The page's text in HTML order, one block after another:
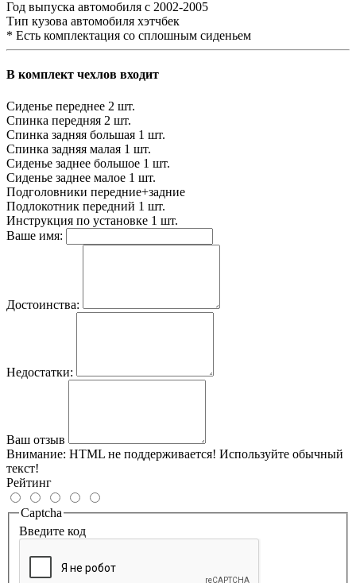
Год выпуска автомобиля с 2002-2005
Тип кузова автомобиля хэтчбек
* Есть комплектация со сплошным сиденьем
В комплект чехлов входит
Сиденье переднее 2 шт.
Спинка передняя 2 шт.
Спинка задняя большая 1 шт.
Спинка задняя малая 1 шт.
Сиденье заднее большое 1 шт.
Сиденье заднее малое 1 шт.
Подголовники передние+задние
Подлокотник передний 1 шт.
Инструкция по установке 1 шт.
Ваше имя:
Достоинства:
Недостатки:
Ваш отзыв
Внимание: HTML не поддерживается! Используйте обычный
текст!
Рейтинг
Captcha
Введите код